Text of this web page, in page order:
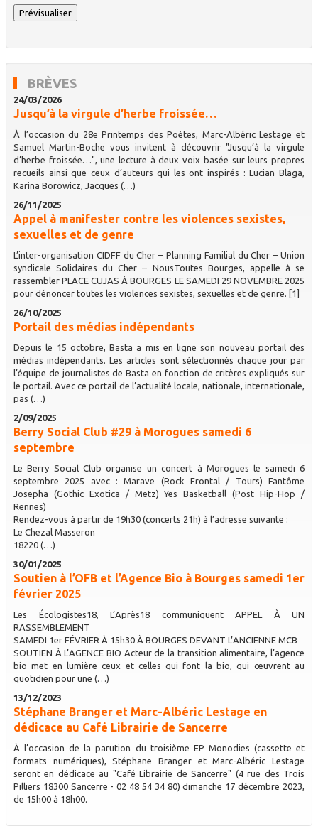
BRÈVES
24/03/2026
Jusqu’à la virgule d’herbe froissée…
À l’occasion du 28e Printemps des Poètes, Marc-Albéric Lestage et
Samuel Martin-Boche vous invitent à découvrir "Jusqu’à la virgule
d’herbe froissée…", une lecture à deux voix basée sur leurs propres
recueils ainsi que ceux d’auteurs qui les ont inspirés : Lucian Blaga,
Karina Borowicz, Jacques (…)
26/11/2025
Appel à manifester contre les violences sexistes,
sexuelles et de genre
L’inter-organisation CIDFF du Cher – Planning Familial du Cher – Union
syndicale Solidaires du Cher – NousToutes Bourges, appelle à se
rassembler PLACE CUJAS À BOURGES LE SAMEDI 29 NOVEMBRE 2025
pour dénoncer toutes les violences sexistes, sexuelles et de genre. [1]
26/10/2025
Portail des médias indépendants
Depuis le 15 octobre, Basta a mis en ligne son nouveau portail des
médias indépendants. Les articles sont sélectionnés chaque jour par
l’équipe de journalistes de Basta en fonction de critères expliqués sur
le portail. Avec ce portail de l’actualité locale, nationale, internationale,
pas (…)
2/09/2025
Berry Social Club #29 à Morogues samedi 6
septembre
Le Berry Social Club organise un concert à Morogues le samedi 6
septembre 2025 avec : Marave (Rock Frontal / Tours) Fantôme
Josepha (Gothic Exotica / Metz) Yes Basketball (Post Hip-Hop /
Rennes)
Rendez-vous à partir de 19h30 (concerts 21h) à l’adresse suivante :
Le Chezal Masseron
18220 (…)
30/01/2025
Soutien à l’OFB et l’Agence Bio à Bourges samedi 1er
février 2025
Les Écologistes18, L’Après18 communiquent APPEL À UN
RASSEMBLEMENT
SAMEDI 1er FÉVRIER À 15h30 À BOURGES DEVANT L’ANCIENNE MCB
SOUTIEN À L’AGENCE BIO Acteur de la transition alimentaire, l’agence
bio met en lumière ceux et celles qui font la bio, qui œuvrent au
quotidien pour une (…)
13/12/2023
Stéphane Branger et Marc-Albéric Lestage en
dédicace au Café Librairie de Sancerre
À l’occasion de la parution du troisième EP Monodies (cassette et
formats numériques), Stéphane Branger et Marc-Albéric Lestage
seront en dédicace au "Café Librairie de Sancerre" (4 rue des Trois
Pilliers 18300 Sancerre - 02 48 54 34 80) dimanche 17 décembre 2023,
de 15h00 à 18h00.